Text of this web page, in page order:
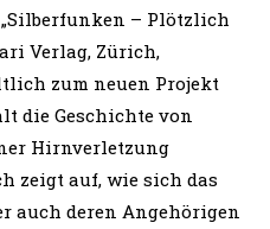
– Plötzlich
Verlag, Zürich,
zum neuen Projekt
die Geschichte von
Hirnverletzung
zeigt auf, wie sich das
auch deren Angehörigen